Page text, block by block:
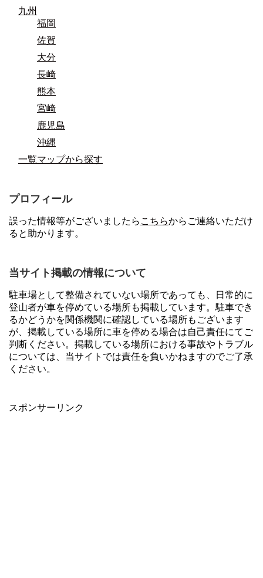
九州
福岡
佐賀
大分
長崎
熊本
宮崎
鹿児島
沖縄
一覧マップから探す
プロフィール
誤った情報等がございましたら こちらからご連絡いただけ
ると助かります。
当サイト掲載の情報について
駐車場として整備されていない場所であっても、日常的に
登山者が車を停めている場所も掲載しています。駐車でき
るかどうかを関係機関に確認している場所もございます
が、掲載している場所に車を停める場合は自己責任にてご
判断ください。掲載している場所における事故やトラブル
については、当サイトでは責任を負いかねますのでご了承
ください。
スポンサーリンク